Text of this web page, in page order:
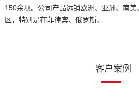
150余项。公司产品远销欧洲、亚洲、南
区，特别是在菲律宾、俄罗斯、...
客户案例